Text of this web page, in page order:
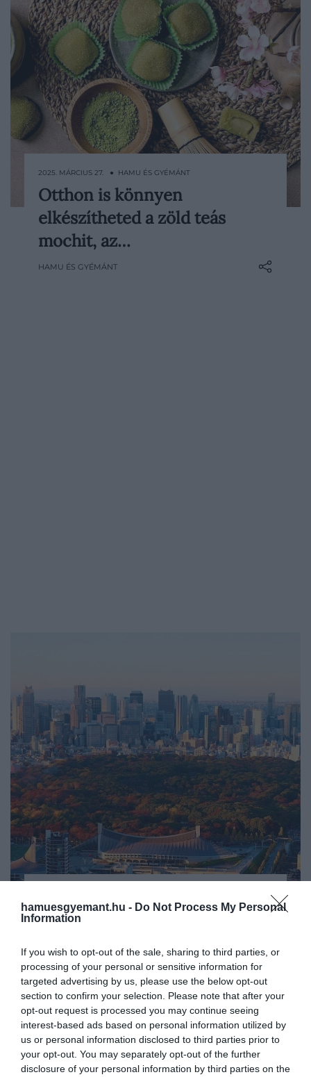
hamuesgyemant.hu - Do Not Process My Personal
Information
If you wish to opt-out of the sale, sharing to third parties, or
processing of your personal or sensitive information for
targeted advertising by us, please use the below opt-out
section to confirm your selection. Please note that after your
opt-out request is processed you may continue seeing
interest-based ads based on personal information utilized by
us or personal information disclosed to third parties prior to
your opt-out. You may separately opt-out of the further
disclosure of your personal information by third parties on the
A mochi több mint ezer éve kedvelt
édesség Japánban – egy különleges,
nyúlós, rizslisztből készült nyalánkság,
aminek rengeteg változata van. Az
angolul gyakran édesnek vagy
2025. MÁRCIUS 27. ● HAMU ÉS GYÉMÁNT
Otthon is könnyen
elkészítheted a zöld teás
mochit, az…
HAMU ÉS GYÉMÁNT
A Time Out magazin imádja összegyűjteni
igen érdekes összeállítást tett közzé a lap,
ugyanis bemutatta a világ legnagyobb
zöldfelületeivel rendelkező városait. Ha
egy kis csendre és nyugalomra vágynánk,
mindenképpen érdemes ellátogatni
ezekre a helyekre.
Szabadtéren pihennél?
a…
HAMU ÉS GYÉMÁNT